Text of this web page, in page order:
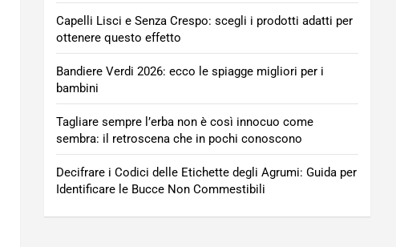
Capelli Lisci e Senza Crespo: scegli i prodotti adatti per
ottenere questo effetto
Bandiere Verdi 2026: ecco le spiagge migliori per i
bambini
Tagliare sempre l’erba non è così innocuo come
sembra: il retroscena che in pochi conoscono
Decifrare i Codici delle Etichette degli Agrumi: Guida per
Identificare le Bucce Non Commestibili